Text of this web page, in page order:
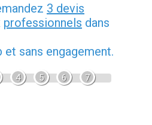
3 devis
professionnels dans
et sans engagement.
4 5 6 7